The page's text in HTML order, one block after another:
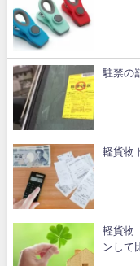
駐禁の
軽貨物
軽貨物
ンして